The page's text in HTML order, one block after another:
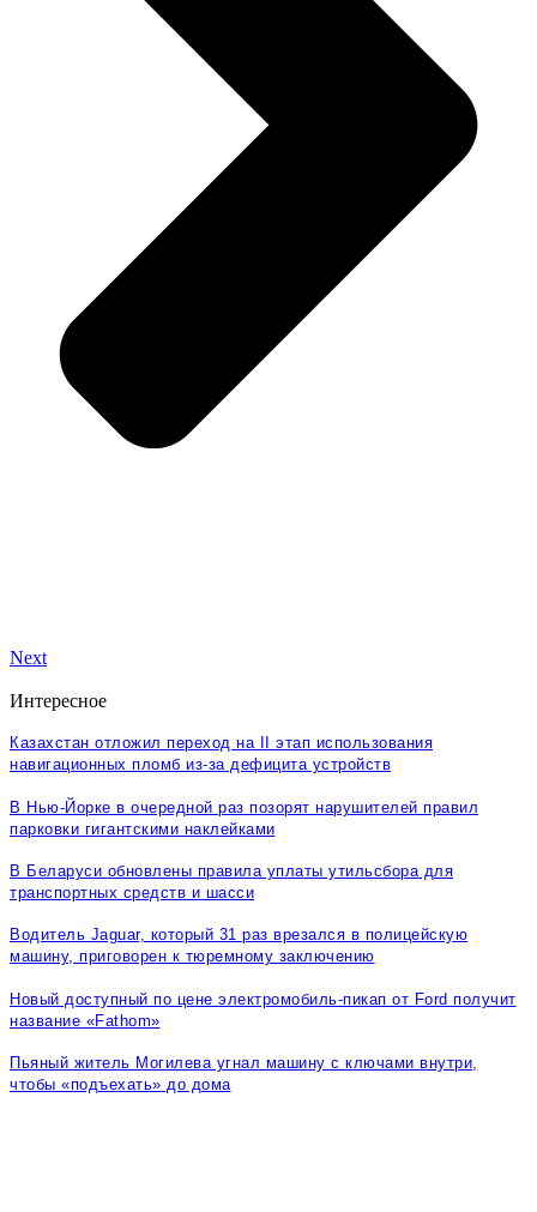
Next
Интересное
Казахстан отложил переход на II этап использования
навигационных пломб из-за дефицита устройств
В Нью-Йорке в очередной раз позорят нарушителей правил
парковки гигантскими наклейками
В Беларуси обновлены правила уплаты утильсбора для
транспортных средств и шасси
Водитель Jaguar, который 31 раз врезался в полицейскую
машину, приговорен к тюремному заключению
Новый доступный по цене электромобиль-пикап от Ford получит
название «Fathom»
Пьяный житель Могилева угнал машину с ключами внутри,
чтобы «подъехать» до дома